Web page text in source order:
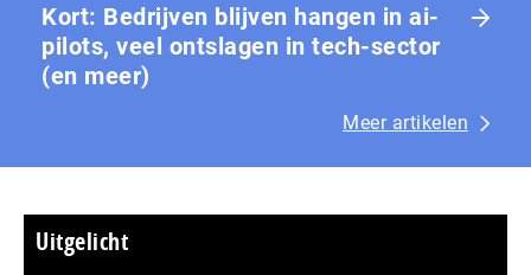
Kort: Bedrijven blijven hangen in ai-
pilots, veel ontslagen in tech-sector
(en meer)
Meer artikelen
Uitgelicht